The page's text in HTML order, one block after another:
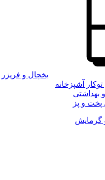
یخچال و فریزر
توکار آشپزخانه
بهداشتی
و پز
گرمایش